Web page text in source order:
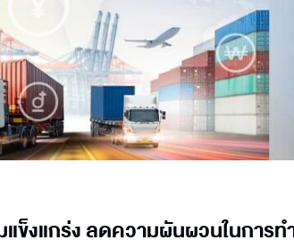
ข็งแกร่ง ลดความผันผวนในการท